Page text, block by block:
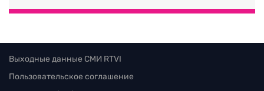
Выходные данные СМИ RTVI
Пользовательское соглашение